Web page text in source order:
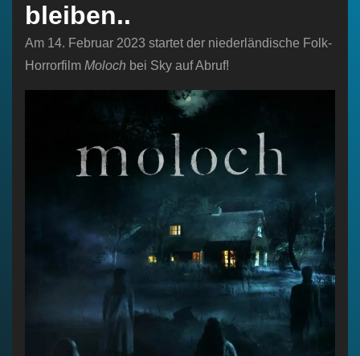
bleiben..
Am 14. Februar 2023 startet der niederländische Folk-
Horrorfilm Moloch bei Sky auf Abruf!